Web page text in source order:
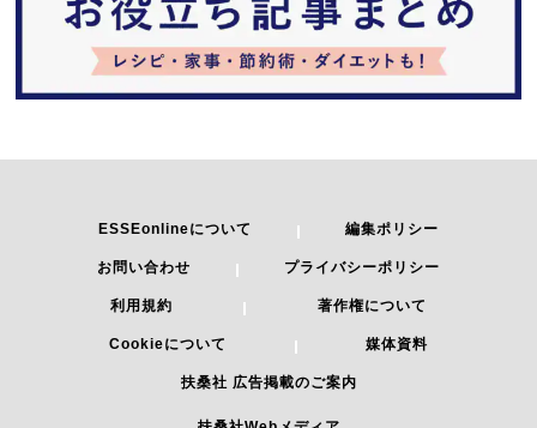
ESSEonlineについて 編集ポリシー
お問い合わせ プライバシーポリシー
利用規約 著作権について
Cookieについて 媒体資料
扶桑社 広告掲載のご案内